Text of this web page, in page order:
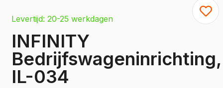
Levertijd: 20-25 werkdagen
INFINITY
Bedrijfswageninrichting,
IL-034